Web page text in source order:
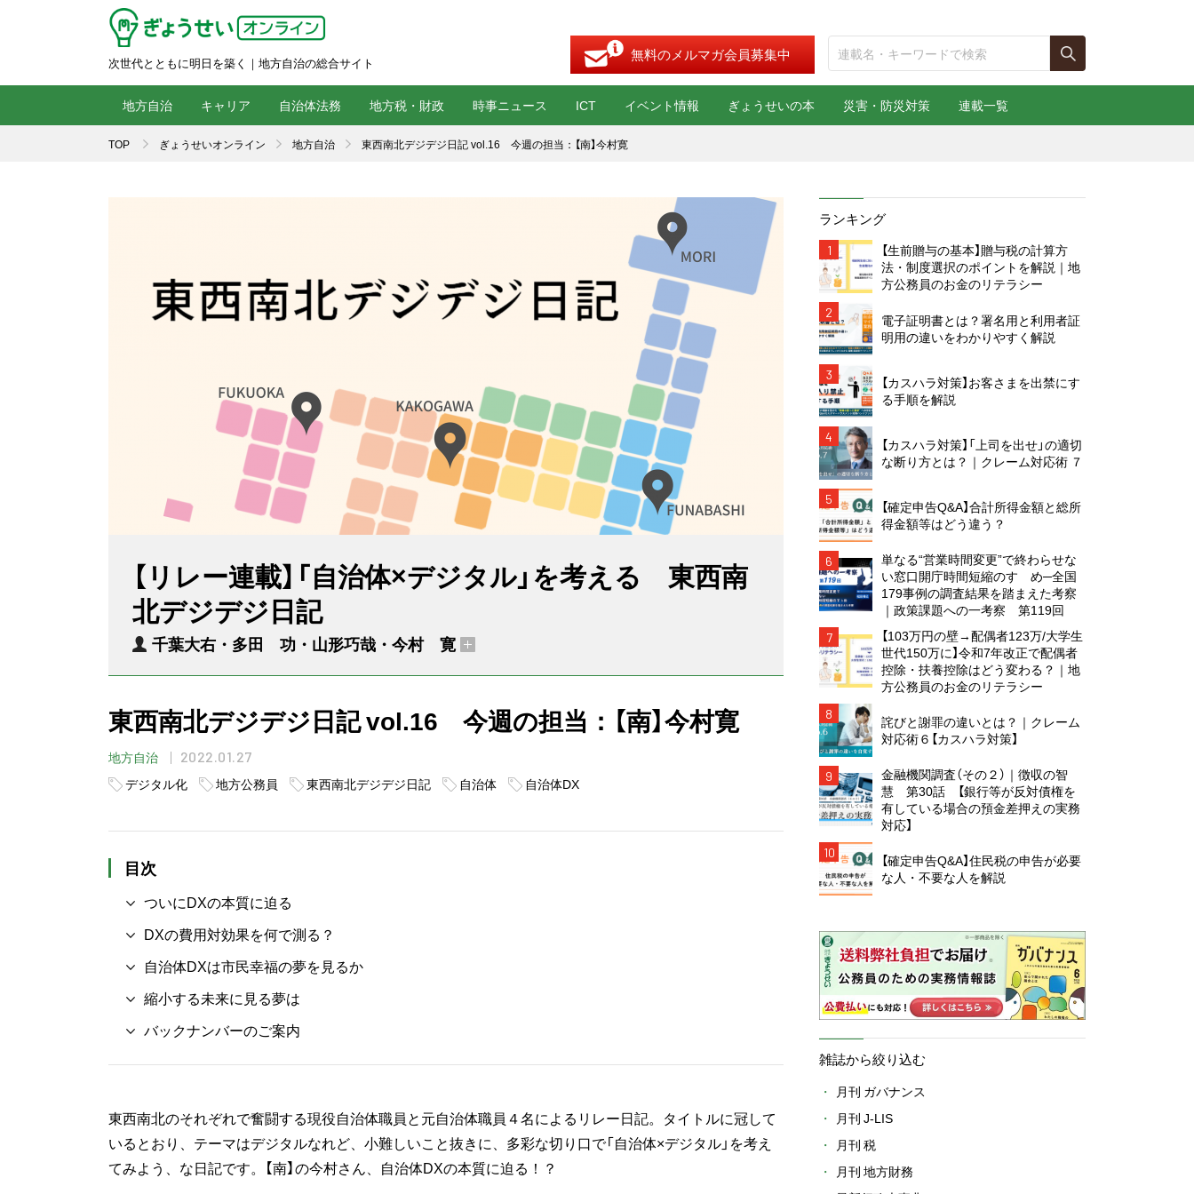
次世代とともに明日を築く｜地方自治の総合サイト 無料のメルマガ会員募集中
地方自治 キャリア 自治体法務 地方税・財政 時事ニュース ICT イベント情報 ぎょうせいの本 災害・防災対策 連載一覧
TOP ぎょうせいオンライン 地方自治 東西南北デジデジ日記 vol.16 今週の担当：【南】今村寛
【リレー連載】「自治体×デジタル」を考える 東西南
北デジデジ日記
千葉大右・多田 功・山形巧哉・今村 寛
東西南北デジデジ日記 vol.16 今週の担当：【南】今村寛
地方自治 2022.01.27
デジタル化 地方公務員 東西南北デジデジ日記 自治体 自治体DX
目次
ついにDXの本質に迫る
DXの費用対効果を何で測る？
自治体DXは市民幸福の夢を見るか
縮小する未来に見る夢は
バックナンバーのご案内
東西南北のそれぞれで奮闘する現役自治体職員と元自治体職員４名によるリレー日記。タイトルに冠して
いるとおり、テーマはデジタルなれど、小難しいこと抜きに、多彩な切り口で「自治体×デジタル」を考え
てみよう、な日記です。【南】の今村さん、自治体DXの本質に迫る！？
ランキング
1
【生前贈与の基本】贈与税の計算方
法・制度選択のポイントを解説｜地
方公務員のお金のリテラシー
2
電子証明書とは？署名用と利用者証
明用の違いをわかりやすく解説
3
【カスハラ対策】お客さまを出禁にす
る手順を解説
4
【カスハラ対策】「上司を出せ」の適切
な断り方とは？｜クレーム対応術 ７
5
【確定申告Q&A】合計所得金額と総所
得金額等はどう違う？
6
単なる“営業時間変更”で終わらせな
い窓口開庁時間短縮のすゝめ─全国
179事例の調査結果を踏まえた考察
｜政策課題への一考察 第119回
7
【103万円の壁→配偶者123万/大学生
世代150万に】令和7年改正で配偶者
控除・扶養控除はどう変わる？｜地
方公務員のお金のリテラシー
8
詫びと謝罪の違いとは？｜クレーム
対応術６【カスハラ対策】
9
金融機関調査（その２）｜徴収の智
慧 第30話 【銀行等が反対債権を
有している場合の預金差押えの実務
対応】
10
【確定申告Q&A】住民税の申告が必要
な人・不要な人を解説
雑誌から絞り込む
月刊 ガバナンス
月刊 J-LIS
月刊 税
月刊 地方財務